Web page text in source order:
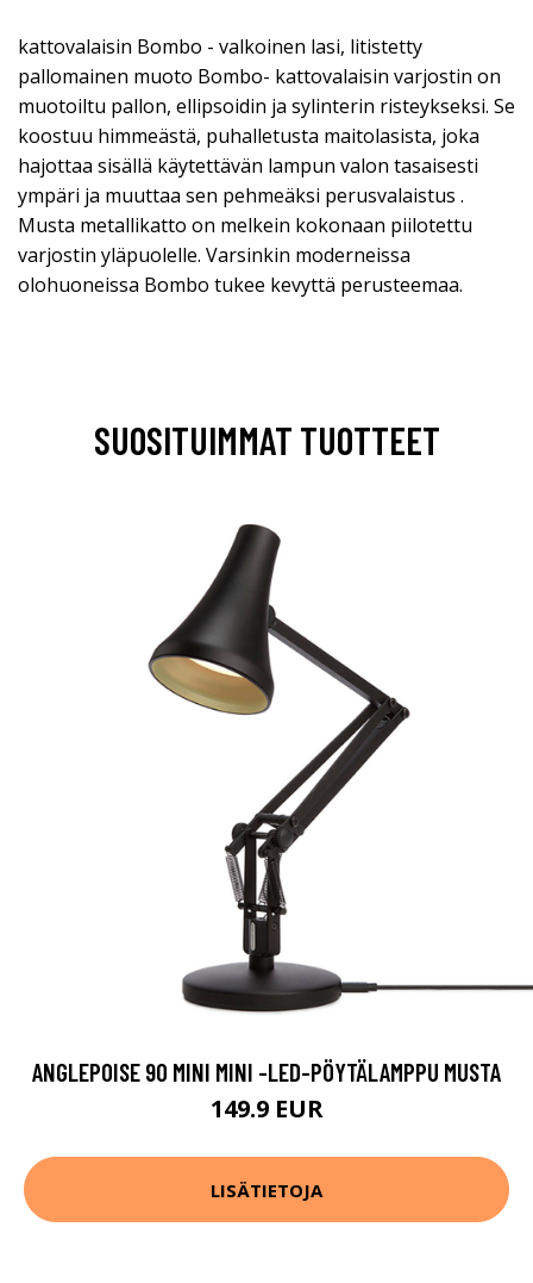
kattovalaisin Bombo - valkoinen lasi, litistetty
pallomainen muoto Bombo- kattovalaisin varjostin on
muotoiltu pallon, ellipsoidin ja sylinterin risteykseksi. Se
koostuu himmeästä, puhalletusta maitolasista, joka
hajottaa sisällä käytettävän lampun valon tasaisesti
ympäri ja muuttaa sen pehmeäksi perusvalaistus .
Musta metallikatto on melkein kokonaan piilotettu
varjostin yläpuolelle. Varsinkin moderneissa
olohuoneissa Bombo tukee kevyttä perusteemaa.
SUOSITUIMMAT TUOTTEET
ANGLEPOISE 90 MINI MINI -LED-PÖYTÄLAMPPU MUSTA
149.9 EUR
LISÄTIETOJA